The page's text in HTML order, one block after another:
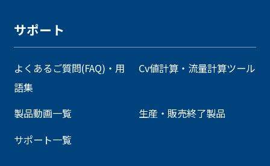
サポート
よくあるご質問(FAQ)・用
語集
Cv値計算・流量計算ツール
製品動画一覧
生産・販売終了製品
サポート一覧